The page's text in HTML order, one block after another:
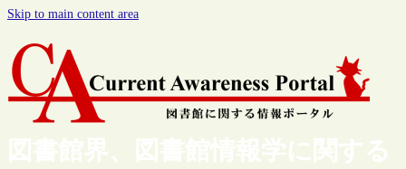
Skip to main content area
図書館界、図書館情報学に関する